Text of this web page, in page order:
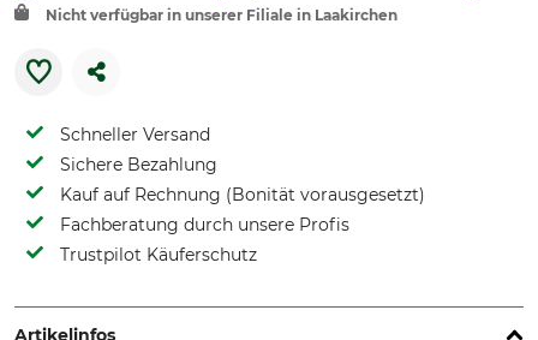
Nicht verfügbar in unserer Filiale in Laakirchen
Schneller Versand
Sichere Bezahlung
Kauf auf Rechnung (Bonität vorausgesetzt)
Fachberatung durch unsere Profis
Trustpilot Käuferschutz
Artikelinfos